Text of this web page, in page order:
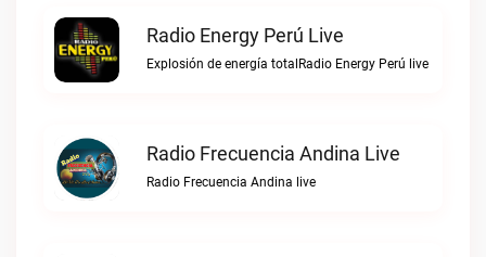
Radio Energy Perú Live
Explosión de energía totalRadio Energy Perú live
Radio Frecuencia Andina Live
Radio Frecuencia Andina live